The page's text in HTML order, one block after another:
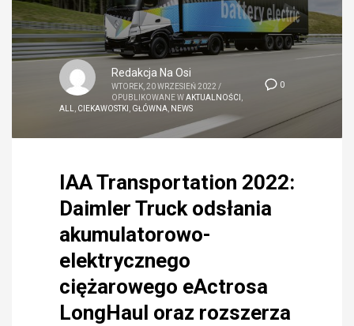
0
Redakcja Na Osi
WTOREK, 20 WRZESIEŃ 2022 /
OPUBLIKOWANE WAKTUALNOŚCI
ALL
CIEKAWOSTKI GŁÓWNA NEWS
IAA Transportation 2022:
Daimler Truck odsłania
akumulatorowo-
elektrycznego
ciężarowego eActrosa
LongHaul oraz rozszerza